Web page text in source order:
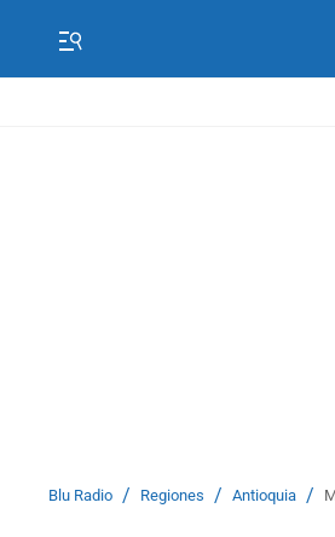
Blu Radio / Regiones / Antioquia /